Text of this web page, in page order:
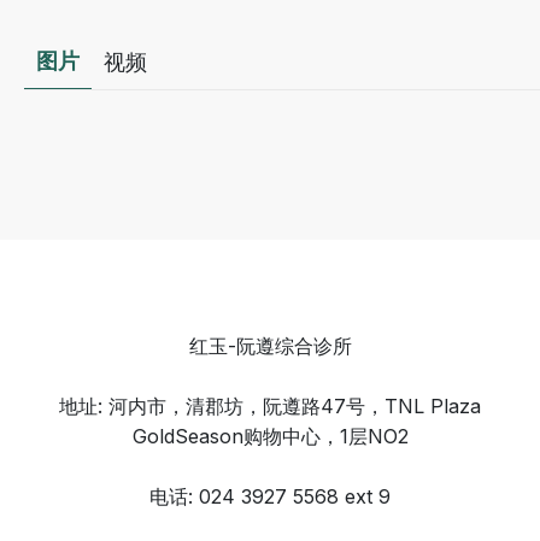
图片 视频
红玉-阮遵综合诊所
地址: 河内市，清郡坊，阮遵路47号，TNL Plaza
GoldSeason购物中心，1层NO2
电话: 024 3927 5568 ext 9